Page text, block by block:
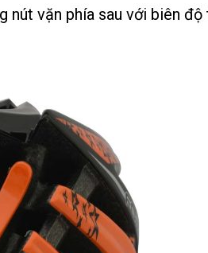
nút vặn phía sau với biên